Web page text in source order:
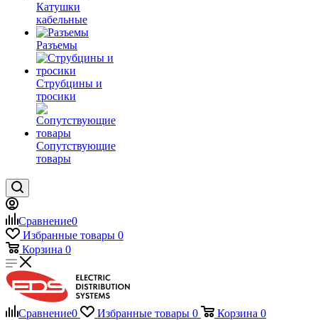
Катушки
кабельные
Разъемы
Струбцины и
тросики
Сопутствующие
товары
Сравнение0
Избранные товары 0
Корзина 0
Сравнение0 Избранные товары 0 Корзина 0